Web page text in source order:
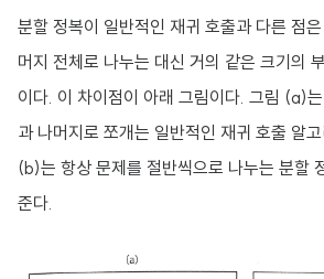
분할 정복이 일반적인 재귀 호출과 다른 점
머지 전체로 나누는 대신 거의 같은 크기의
이다. 이 차이점이 아래 그림이다. 그림 (a)
과 나머지로 쪼개는 일반적인 재귀 호출 알
(b)는 항상 문제를 절반씩으로 나누는 분할
준다.